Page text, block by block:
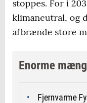
stoppes. For i
klimaneutral, og
afbrænde store
Enorme
Fjernvarme